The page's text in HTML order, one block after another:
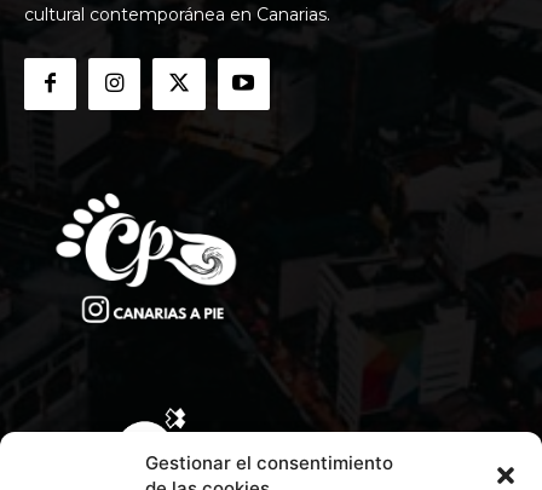
Gestionar el consentimiento
cultural contemporánea en Canarias.